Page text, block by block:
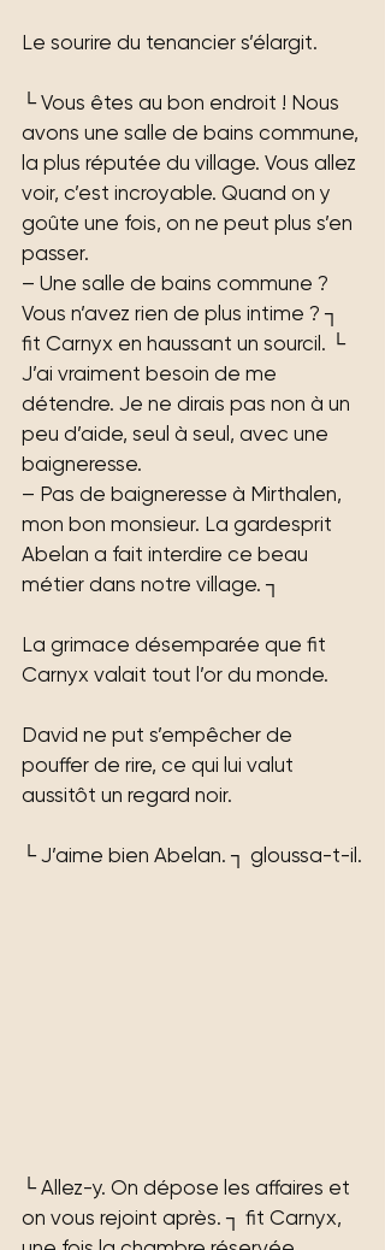
Le sourire du tenancier s’élargit.
└ Vous êtes au bon endroit ! Nous
avons une salle de bains commune,
la plus réputée du village. Vous allez
voir, c’est incroyable. Quand on y
goûte une fois, on ne peut plus s’en
passer.
– Une salle de bains commune ?
Vous n’avez rien de plus intime ? ┐
fit Carnyx en haussant un sourcil. └
J’ai vraiment besoin de me
détendre. Je ne dirais pas non à un
peu d’aide, seul à seul, avec une
baigneresse.
– Pas de baigneresse à Mirthalen,
mon bon monsieur. La gardesprit
Abelan a fait interdire ce beau
métier dans notre village. ┐
La grimace désemparée que fit
Carnyx valait tout l’or du monde.
David ne put s’empêcher de
pouffer de rire, ce qui lui valut
aussitôt un regard noir.
└ J’aime bien Abelan. ┐ gloussa-t-il.
└ Allez-y. On dépose les affaires et
on vous rejoint après. ┐ fit Carnyx,